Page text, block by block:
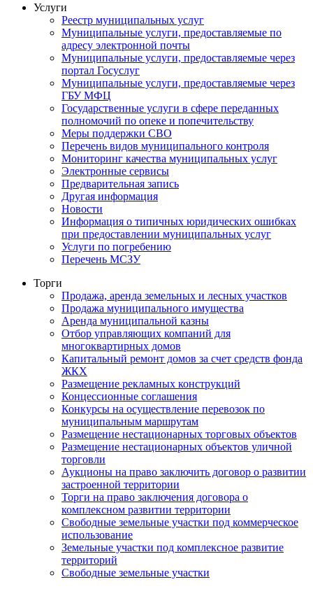
Услуги
Реестр муниципальных услуг
Муниципальные услуги, предоставляемые по
адресу электронной почты
Муниципальные услуги, предоставляемые через
портал Госуслуг
Муниципальные услуги, предоставляемые через
ГБУ МФЦ
Государственные услуги в сфере переданных
полномочий по опеке и попечительству
Меры поддержки СВО
Перечень видов муниципального контроля
Мониторинг качества муниципальных услуг
Электронные сервисы
Предварительная запись
Другая информация
Новости
Информация о типичных юридических ошибках
при предоставлении муниципальных услуг
Услуги по погребению
Перечень МСЗУ
Торги
Продажа, аренда земельных и лесных участков
Продажа муниципального имущества
Аренда муниципальной казны
Отбор управляющих компаний для
многоквартирных домов
Капитальный ремонт домов за счет средств фонда
ЖКХ
Размещение рекламных конструкций
Концессионные соглашения
Конкурсы на осуществление перевозок по
муниципальным маршрутам
Размещение нестационарных торговых объектов
Размещение нестационарных объектов уличной
торговли
Аукционы на право заключить договор о развитии
застроенной территории
Торги на право заключения договора о
комплексном развитии территории
Свободные земельные участки под коммерческое
использование
Земельные участки под комплексное развитие
территорий
Свободные земельные участки